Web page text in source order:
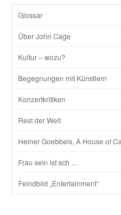
SKIP
CONTENT
Glossar
Über John Cage
Kultur – wozu?
Begegnungen mit Künstlern
Konzertkritiken
Rest der Welt
Heiner Goebbels, A House of
Frau sein ist sch …
Feindbild „Entertainment“